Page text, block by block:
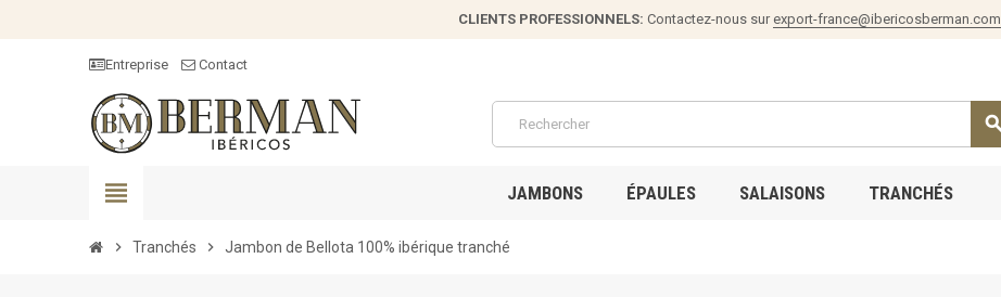
CLIENTS PROFESSIONNELS: Contactez-nous sur export-france@ibericosberman.com
Entreprise Contact
view_headline JAMBONS ÉPAULES SALAISONS TRANCHÉS
chevron_right Tranchés chevron_right Jambon de Bellota 100% ibérique tranché